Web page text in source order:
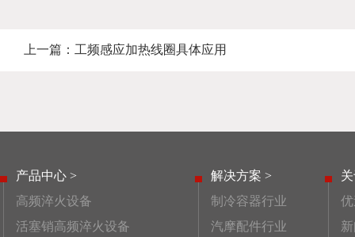
上一篇： 工频感应加热线圈具体应用
产品中心 >
高频淬火设备
活塞销高频淬火设备
解决方案 >
制冷容器行业
汽摩配件行业